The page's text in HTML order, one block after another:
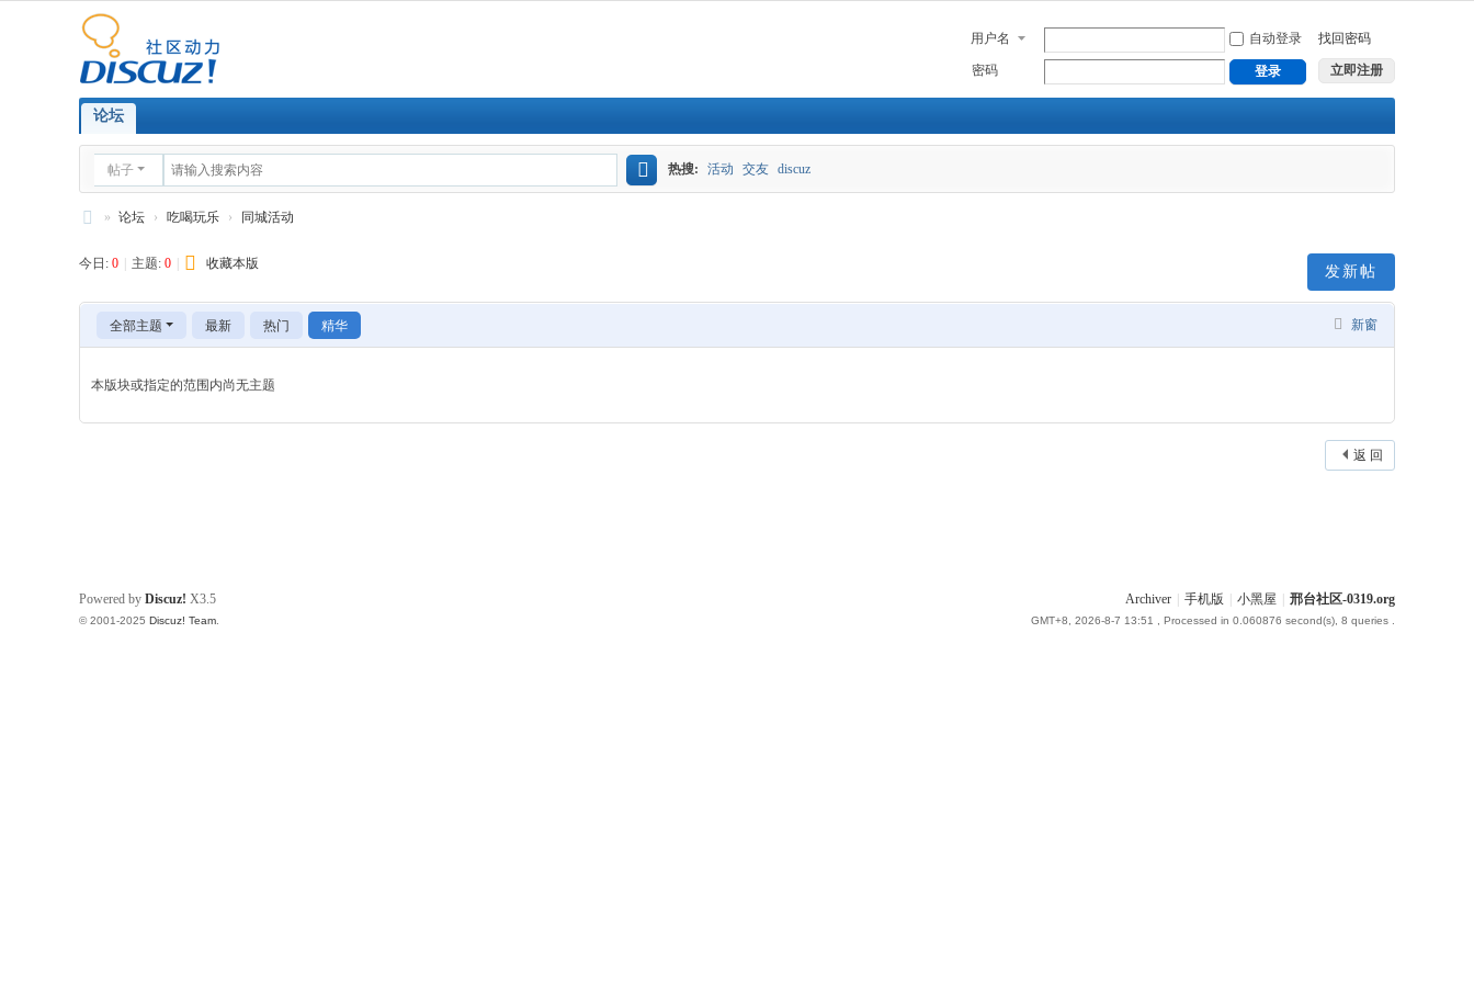
用户名 自动登录 找回密码
密码 登录 立即注册
论坛
帖子 热搜: 活动 交友 discuz
区
-0
» 论坛 › 吃喝玩乐 › 同城活动
发新帖
今日: 0 主题: 0 收藏本版
新窗
全部主题 最新 热门 精华
本版块或指定的范围内尚无主题
返 回
Archiver 手机版 小黑屋 邢台社区-0319.org
GMT+8, 2026-8-7 13:51 , Processed in 0.060876 second(s), 8 queries .
Powered by Discuz! X3.5
© 2001-2025 Discuz! Team